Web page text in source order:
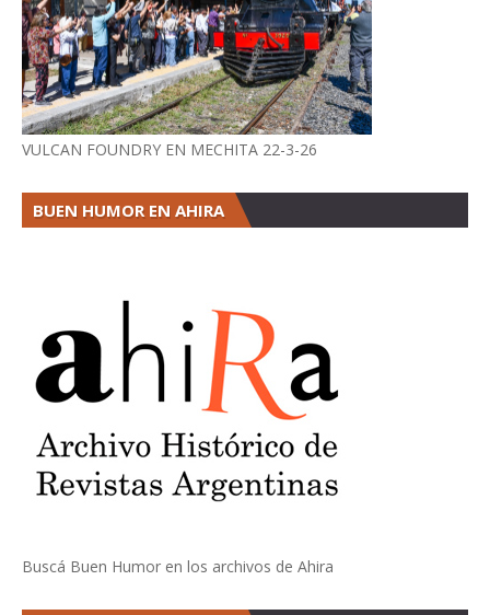
VULCAN FOUNDRY EN MECHITA 22-3-26
BUEN HUMOR EN AHIRA
Buscá Buen Humor en los archivos de Ahira